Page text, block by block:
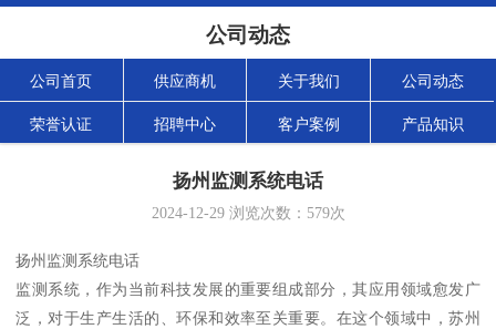
公司动态
公司首页 供应商机 关于我们 公司动态
荣誉认证 招聘中心 客户案例 产品知识
扬州监测系统电话
2024-12-29浏览次数： 579次
扬州监测系统电话
监测系统，作为当前科技发展的重要组成部分，其应用领域愈发广
泛，对于生产生活的、环保和效率至关重要。在这个领域中，苏州